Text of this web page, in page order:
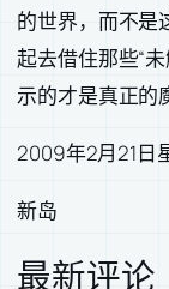
的世界，而不是
起去借住那些“
示的才是真正的
2009年2月21日
新岛
最新评论